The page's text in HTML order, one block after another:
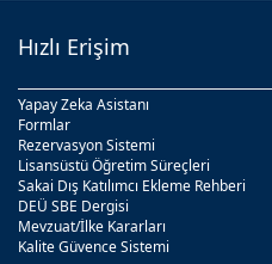
Hızlı Erişim
Yapay Zeka Asistanı
Formlar
Rezervasyon Sistemi
Lisansüstü Öğretim Süreçleri
Sakai Dış Katılımcı Ekleme Rehberi
DEÜ SBE Dergisi
Mevzuat/İlke Kararları
Kalite Güvence Sistemi